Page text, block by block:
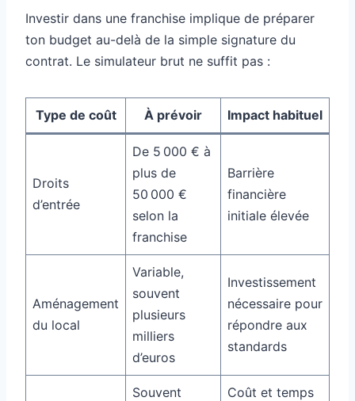
Investir dans une franchise implique de préparer
ton budget au-delà de la simple signature du
contrat. Le simulateur brut ne suffit pas :
Type de coût À prévoir Impact habituel
Droits
d’entrée
De 5 000 € à
plus de
50 000 €
selon la
franchise
Barrière
financière
initiale élevée
Aménagement
du local
Variable,
souvent
plusieurs
milliers
d’euros
Investissement
nécessaire pour
répondre aux
standards
Souvent
Coût et temps